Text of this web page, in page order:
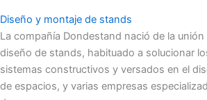
Diseño y montaje de stands
La compañía Dondestand nació de la
diseño de stands, habituado a solucionar
sistemas constructivos y versados en el
de espacios, y varias empresas